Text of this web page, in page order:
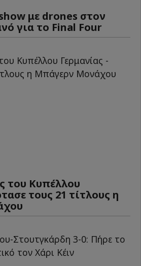
με drones στον
για το Final Four
του Κυπέλλου
τους 21 τίτλους η